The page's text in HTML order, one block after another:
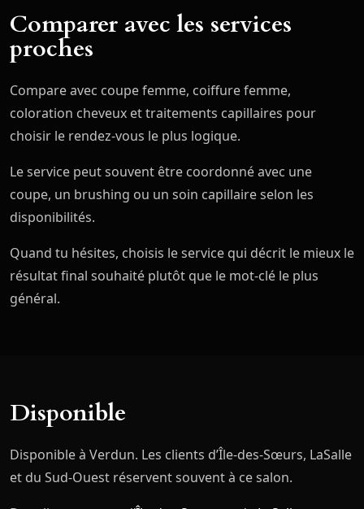
Comparer avec les services
proches
Compare avec coupe femme, coiffure femme,
coloration cheveux et traitements capillaires pour
choisir le rendez-vous le plus logique.
Le service peut souvent être coordonné avec une
coupe, un brushing ou un soin capillaire selon les
disponibilités.
Quand tu hésites, choisis le service qui décrit le mieux le
résultat final souhaité plutôt que le mot-clé le plus
général.
Disponible
Disponible à Verdun. Les clients d’Île-des-Sœurs, LaSalle
et du Sud-Ouest réservent souvent à ce salon.